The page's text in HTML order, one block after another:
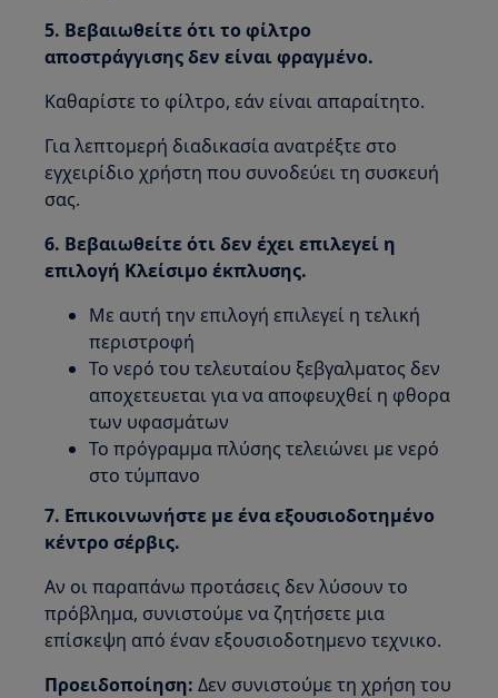
5. Βεβαιωθείτε ότι το φίλτρο
αποστράγγισης δεν είναι φραγμένο.
Καθαρίστε το φίλτρο, εάν είναι απαραίτητο.
Για λεπτομερή διαδικασία ανατρέξτε στο
εγχειρίδιο χρήστη που συνοδεύει τη συσκευή
σας.
6. Βεβαιωθείτε ότι δεν έχει επιλεγεί η
επιλογή Κλείσιμο έκπλυσης.
Με αυτή την επιλογή επιλεγεί η τελική
περιστροφή
Το νερό του τελευταίου ξεβγαλματος δεν
αποχετευεται για να αποφευχθεί η φθορα
των υφασμάτων
Το πρόγραμμα πλύσης τελειώνει με νερό
στο τύμπανο
7. Επικοινωνήστε με ένα εξουσιοδοτημένο
κέντρο σέρβις.
Αν οι παραπάνω προτάσεις δεν λύσουν το
πρόβλημα, συνιστούμε να ζητήσετε μια
επίσκεψη από έναν εξουσιοδοτημενο τεχνικο.
Προειδοποίηση: Δεν συνιστούμε τη χρήση του